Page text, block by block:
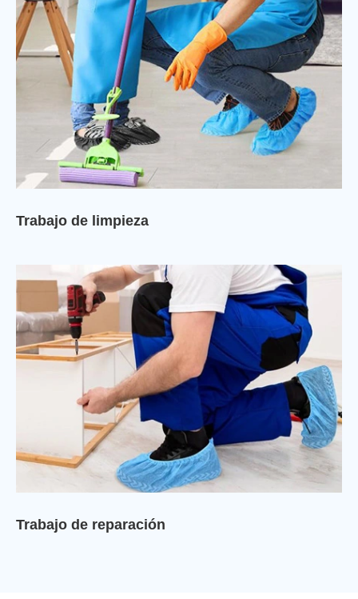
Trabajo de limpieza
Trabajo de reparación